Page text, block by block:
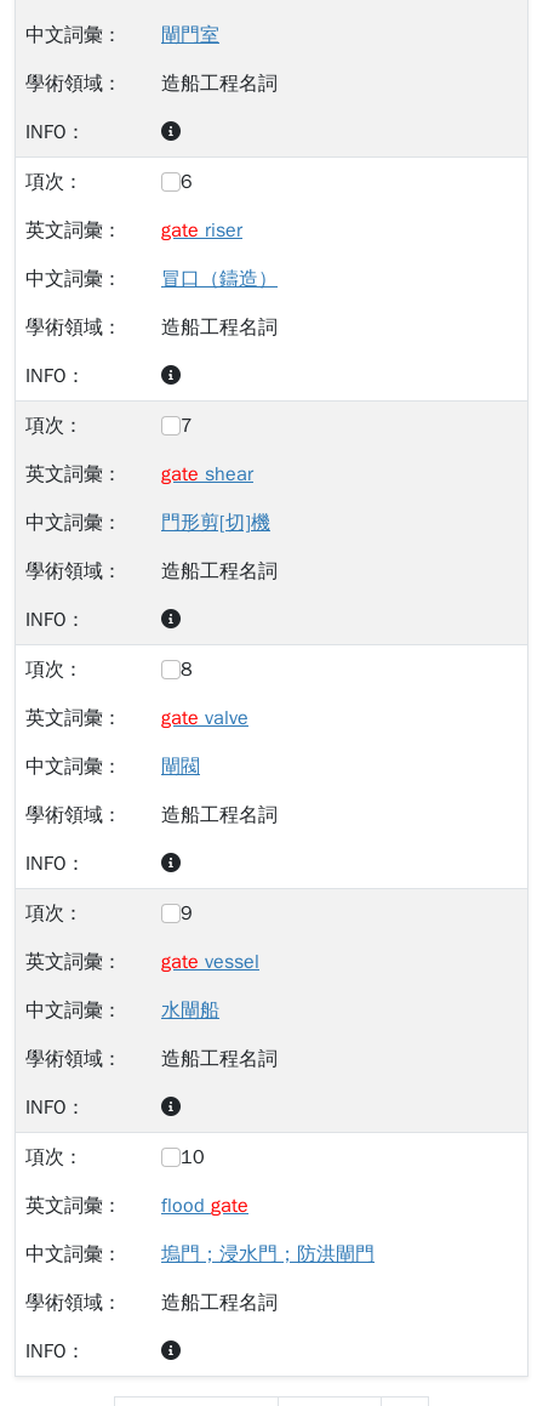
閘門室
造船工程名詞
6
gate riser
冒口（鑄造）
造船工程名詞
7
gate shear
門形剪[切]機
造船工程名詞
8
gate valve
閘閥
造船工程名詞
9
gate vessel
水閘船
造船工程名詞
10
flood gate
塢門；浸水門；防洪閘門
造船工程名詞